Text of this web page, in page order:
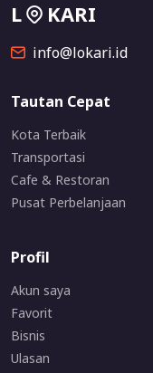
L KARI
info@lokari.id
Tautan Cepat
Kota Terbaik
Transportasi
Cafe & Restoran
Pusat Perbelanjaan
Profil
Akun saya
Favorit
Bisnis
Ulasan